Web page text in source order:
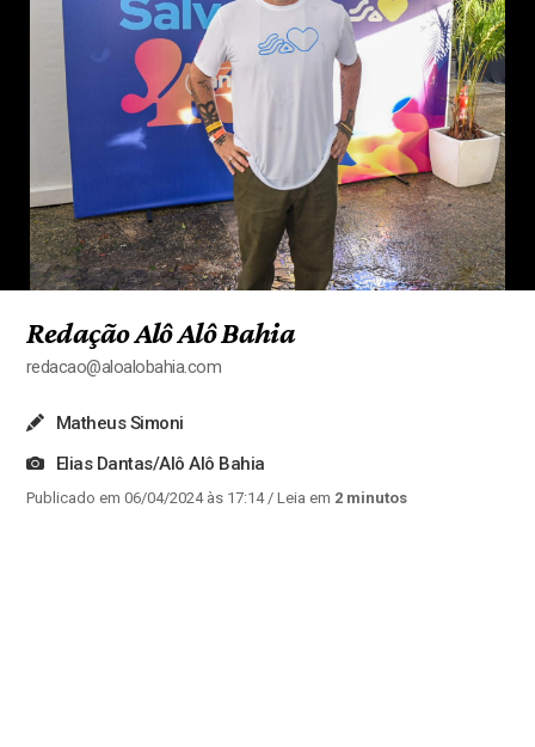
Redação Alô Alô Bahia
redacao@aloalobahia.com
Matheus Simoni
Elias Dantas/Alô Alô Bahia
Publicado em 06/04/2024 às 17:14/ Leia em 2 minutos